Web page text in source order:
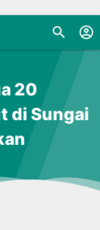
20
di Sungai